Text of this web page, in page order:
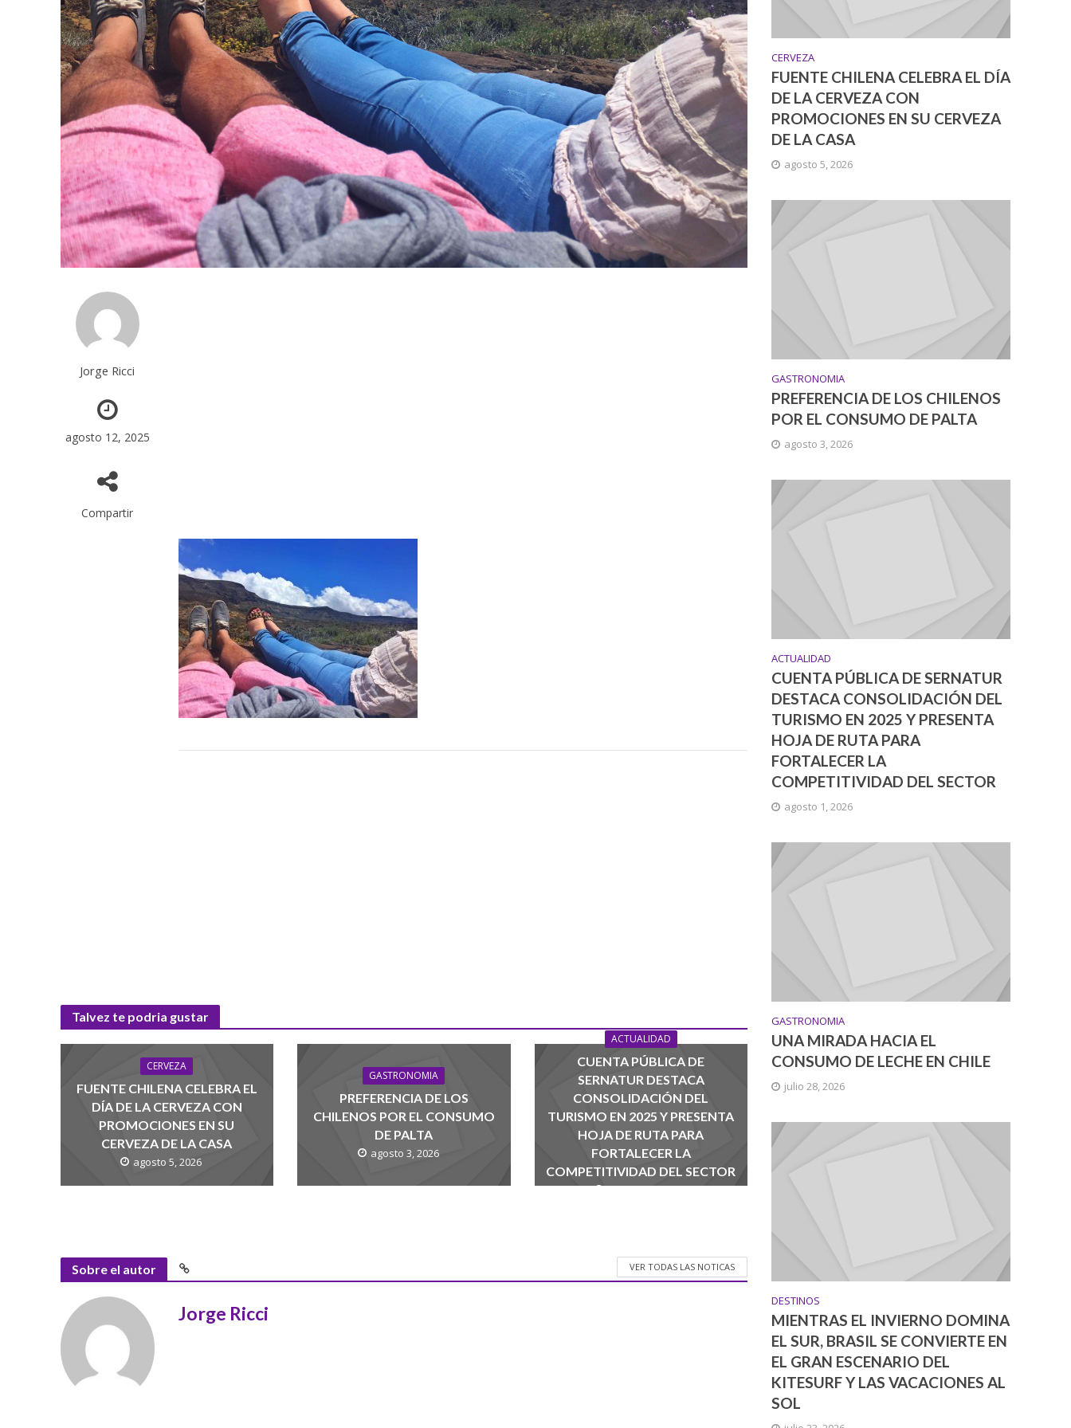
Jorge Ricci
agosto 12, 2025
Compartir
Talvez te podria gustar
CERVEZA
FUENTE CHILENA CELEBRA EL
DÍA DE LA CERVEZA CON
PROMOCIONES EN SU
CERVEZA DE LA CASA
agosto 5, 2026
GASTRONOMIA
PREFERENCIA DE LOS
CHILENOS POR EL CONSUMO
DE PALTA
agosto 3, 2026
ACTUALIDAD
CUENTA PÚBLICA DE
SERNATUR DESTACA
CONSOLIDACIÓN DEL
TURISMO EN 2025 Y PRESENTA
HOJA DE RUTA PARA
FORTALECER LA
COMPETITIVIDAD DEL SECTOR
agosto 1, 2026
Sobre el autor VER TODAS LAS NOTICAS
Jorge Ricci
CERVEZA
FUENTE CHILENA CELEBRA EL DÍA
DE LA CERVEZA CON
PROMOCIONES EN SU CERVEZA
DE LA CASA
agosto 5, 2026
GASTRONOMIA
PREFERENCIA DE LOS CHILENOS
POR EL CONSUMO DE PALTA
agosto 3, 2026
ACTUALIDAD
CUENTA PÚBLICA DE SERNATUR
DESTACA CONSOLIDACIÓN DEL
TURISMO EN 2025 Y PRESENTA
HOJA DE RUTA PARA
FORTALECER LA
COMPETITIVIDAD DEL SECTOR
agosto 1, 2026
GASTRONOMIA
UNA MIRADA HACIA EL
CONSUMO DE LECHE EN CHILE
julio 28, 2026
DESTINOS
MIENTRAS EL INVIERNO DOMINA
EL SUR, BRASIL SE CONVIERTE EN
EL GRAN ESCENARIO DEL
KITESURF Y LAS VACACIONES AL
SOL